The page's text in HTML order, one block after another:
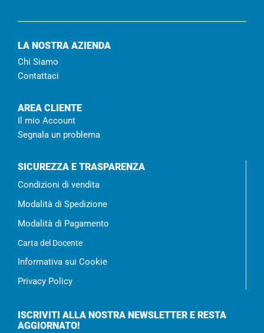
LA NOSTRA AZIENDA
Chi Siamo
Contattaci
AREA CLIENTE
Il mio Account
Segnala un problema
SICUREZZA E TRASPARENZA
Condizioni di vendita
Modalità di Spedizione
Modalità di Pagamento
Carta del Docente
Informativa sui Cookie
Privacy Policy
ISCRIVITI ALLA NOSTRA NEWSLETTER E RESTA
AGGIORNATO!